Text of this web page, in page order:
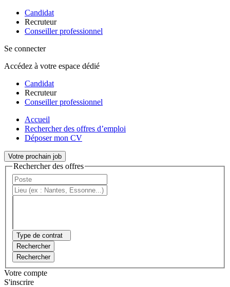
Candidat
Recruteur
Conseiller professionnel
Se connecter
Accédez à votre espace dédié
Candidat
Recruteur
Conseiller professionnel
Accueil
Rechercher des offres d’emploi
Déposer mon CV
Votre prochain job
Rechercher des offres
Type de contrat
Rechercher
Rechercher
Votre compte
S'inscrire